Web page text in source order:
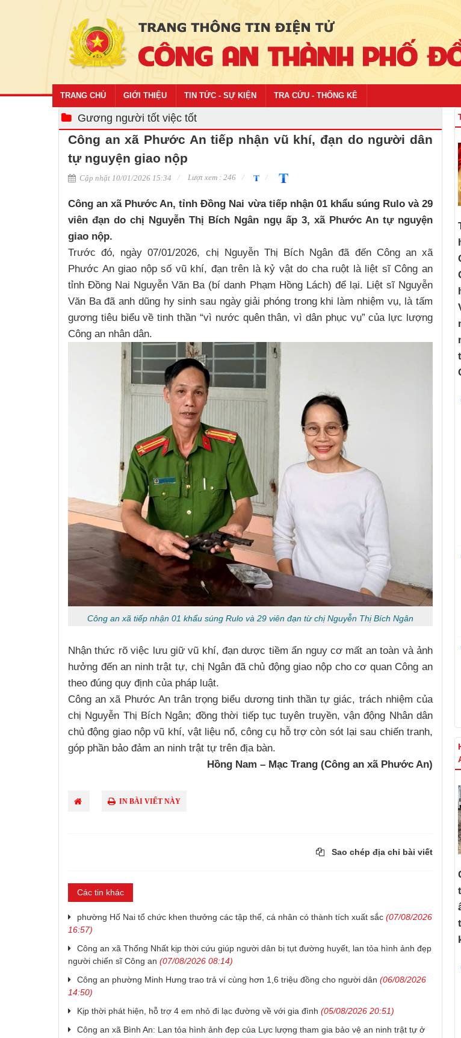
TRANG CHỦ GIỚI THIỆU TIN TỨC - SỰ KIỆN TRA CỨU - THỐNG KÊ
Gương người tốt việc tốt
Công an xã Phước An tiếp nhận vũ khí, đạn do người dân
tự nguyện giao nộp
Cập nhật 10/01/2026 15:34 Lượt xem : 246
Công an xã Phước An, tỉnh Đồng Nai vừa tiếp nhận 01 khẩu súng Rulo và 29
viên đạn do chị Nguyễn Thị Bích Ngân ngụ ấp 3, xã Phước An tự nguyện
giao nộp.
Trước đó, ngày 07/01/2026, chị Nguyễn Thị Bích Ngân đã đến Công an xã
Phước An giao nộp số vũ khí, đạn trên là kỷ vật do cha ruột là liệt sĩ Công an
tỉnh Đồng Nai Nguyễn Văn Ba (bí danh Phạm Hồng Lách) để lại. Liệt sĩ Nguyễn
Văn Ba đã anh dũng hy sinh sau ngày giải phóng trong khi làm nhiệm vụ, là tấm
gương tiêu biểu về tinh thần “vì nước quên thân, vì dân phục vụ” của lực lượng
Công an nhân dân.
Công an xã tiếp nhận 01 khẩu súng Rulo và 29 viên đạn từ chị Nguyễn Thị Bích Ngân
Nhận thức rõ việc lưu giữ vũ khí, đạn dược tiềm ẩn nguy cơ mất an toàn và ảnh
hưởng đến an ninh trật tự, chị Ngân đã chủ động giao nộp cho cơ quan Công an
theo đúng quy định của pháp luật.
Công an xã Phước An trân trọng biểu dương tinh thần tự giác, trách nhiệm của
chị Nguyễn Thị Bích Ngân; đồng thời tiếp tục tuyên truyền, vận động Nhân dân
chủ động giao nộp vũ khí, vật liệu nổ, công cụ hỗ trợ còn sót lại sau chiến tranh,
góp phần bảo đảm an ninh trật tự trên địa bàn.
Hồng Nam – Mạc Trang (Công an xã Phước An)
IN BÀI VIẾT NÀY
Sao chép địa chỉ bài viết
Các tin khác
phường Hố Nai tổ chức khen thưởng các tập thể, cá nhân có thành tích xuất sắc (07/08/2026
16:57)
Công an xã Thống Nhất kịp thời cứu giúp người dân bị tụt đường huyết, lan tỏa hình ảnh đẹp
người chiến sĩ Công an (07/08/2026 08:14)
Công an phường Minh Hưng trao trả ví cùng hơn 1,6 triệu đồng cho người dân (06/08/2026
14:50)
Kịp thời phát hiện, hỗ trợ 4 em nhỏ đi lạc đường về với gia đình (05/08/2026 20:51)
Công an xã Bình An: Lan tỏa hình ảnh đẹp của Lực lượng tham gia bảo vệ an ninh trật tự ở
Nguyễn Sinh Dưỡng
Lý Nam Hùng